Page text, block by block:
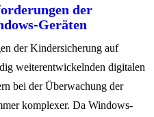
der
Geräten
der Kindersicherung auf
weiterentwickelnden digitalen
bei der Überwachung der
komplexer. Da Windows-